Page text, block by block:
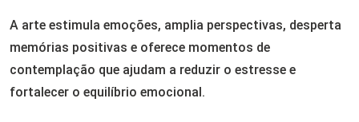
A arte estimula emoções, amplia perspectivas, desperta
memórias positivas e oferece momentos de
contemplação que ajudam a reduzir o estresse e
fortalecer o equilíbrio emocional.